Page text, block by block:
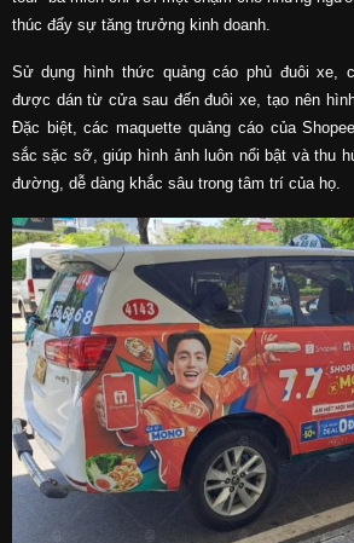
thúc đẩy sự tăng trưởng kinh doanh.
Sử dụng hình thức quảng cáo phủ đuôi xe,
được dán từ cửa sau đến đuôi xe, tạo nên
Đặc biệt, các maquette quảng cáo của
sắc sặc sỡ, giúp hình ảnh luôn nổi bật và thu
đường, dễ dàng khắc sâu trong tâm trí của họ.